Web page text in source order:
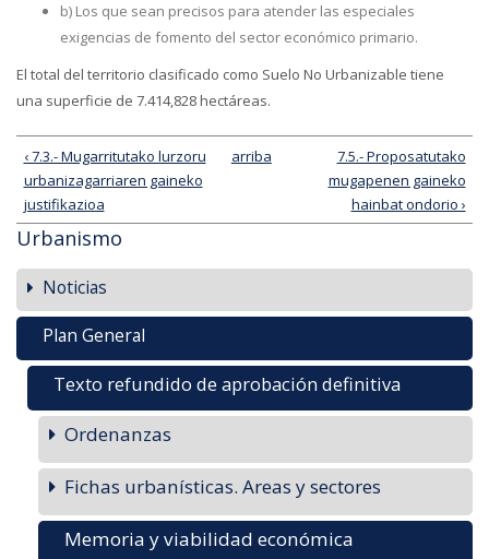
b) Los que sean precisos para atender las especiales
exigencias de fomento del sector económico primario.
El total del territorio clasificado como Suelo No Urbanizable tiene
una superficie de 7.414,828 hectáreas.
‹ 7.3.- Mugarritutako lurzoru
urbanizagarriaren gaineko
justifikazioa
arriba
7.5.- Proposatutako
mugapenen gaineko
hainbat ondorio ›
Urbanismo
Noticias
Plan General
Texto refundido de aprobación definitiva
Ordenanzas
Fichas urbanísticas. Areas y sectores
Memoria y viabilidad económica